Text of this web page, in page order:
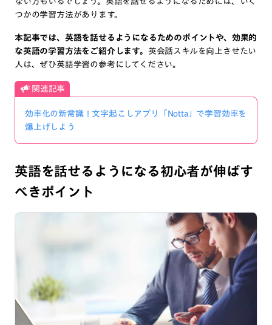
つかの学習方法があります。
本記事では、英語を話せるようになるためのポイントや、効果的
な英語の学習方法をご紹介します。 英会話スキルを向上させたい
人は、ぜひ英語学習の参考にしてください。
関連記事
効率化の新常識！文字起こしアプリ「Notta」で学習効率を
爆上げしよう
英語を話せるようになる初心者が伸ばす
べきポイント